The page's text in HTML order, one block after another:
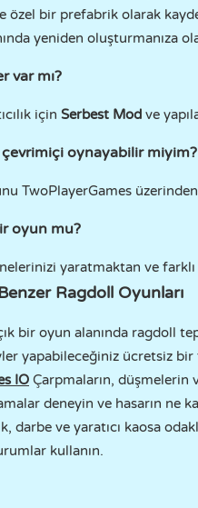
bir prefabrik olarak
yeniden oluşturmanıza
var mı?
için Serbest Mod ve
oynayabilir miyim?
TwoPlayerGames
oyun mu?
yaratmaktan ve
Ragdoll Oyunları
bir oyun alanında ragdoll
yapabileceğiniz ücretsiz
IO Çarpmaların, düşmelerin
deneyin ve hasarın ne
darbe ve yaratıcı kaosa
kullanın.